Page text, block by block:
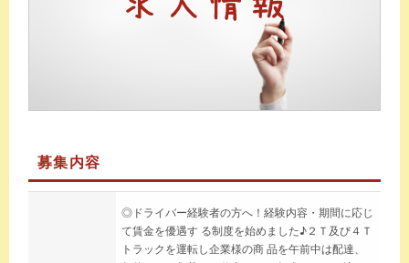
募集内容
◎ドライバー経験者の方へ！経験内容・期間に応じ
て賃金を優遇す る制度を始めました♪２Ｔ及び４Ｔ
トラックを運転し企業様の商 品を午前中は配達、